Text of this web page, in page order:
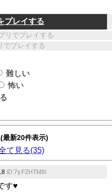
プレイする
リでプレイする
でプレイする
難しい
怖い
最新20件表示)
て見る(35)
ID:7y.FZHTM8I
す♥